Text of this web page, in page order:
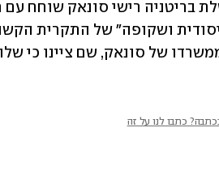
של סונאק, שם ציינו כי
כתבו לנו על זה